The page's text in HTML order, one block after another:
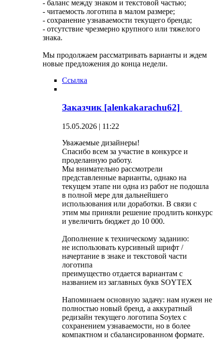
- баланс между знаком и текстовой частью;
- читаемость логотипа в малом размере;
- сохранение узнаваемости текущего бренда;
- отсутствие чрезмерно крупного или тяжелого
знака.
Мы продолжаем рассматривать варианты и ждем
новые предложения до конца недели.
Ссылка
Заказчик [alenkakarachu62]
15.05.2026 | 11:22
Уважаемые дизайнеры!
Спасибо всем за участие в конкурсе и
проделанную работу.
Мы внимательно рассмотрели
представленные варианты, однако на
текущем этапе ни одна из работ не подошла
в полной мере для дальнейшего
использования или доработки. В связи с
этим мы приняли решение продлить конкурс
и увеличить бюджет до 10 000.
Дополнение к техническому заданию:
не использовать курсивный шрифт /
начертание в знаке и текстовой части
логотипа
преимущество отдается вариантам с
названием из заглавных букв SOYTEX
Напоминаем основную задачу: нам нужен не
полностью новый бренд, а аккуратный
редизайн текущего логотипа Soytex с
сохранением узнаваемости, но в более
компактном и сбалансированном формате.